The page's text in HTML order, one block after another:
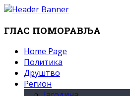
ГЛАС ПОМОРАВЉА
Home Page
Политика
Друштво
Регион